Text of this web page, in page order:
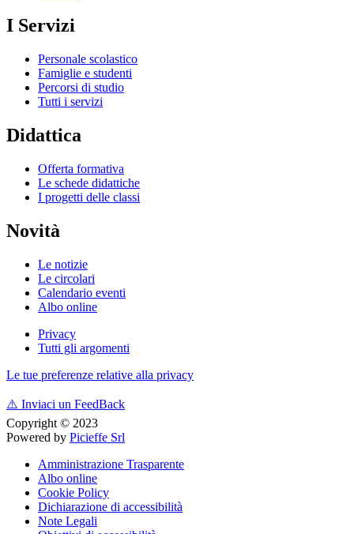
I Servizi
Personale scolastico
Famiglie e studenti
Percorsi di studio
Tutti i servizi
Didattica
Offerta formativa
Le schede didattiche
I progetti delle classi
Novità
Le notizie
Le circolari
Calendario eventi
Albo online
Privacy
Tutti gli argomenti
Le tue preferenze relative alla privacy
⚠️ Inviaci un FeedBack
Copyright © 2023
Powered by Picieffe Srl
Amministrazione Trasparente
Albo online
Cookie Policy
Dichiarazione di accessibilità
Note Legali